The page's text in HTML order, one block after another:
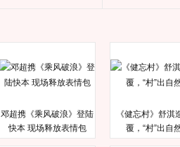
邓超携《乘风破浪》登陆
快本 现场释放表情包
《健忘村》舒淇
覆，“村”出自